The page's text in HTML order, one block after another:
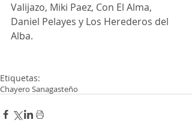
Valijazo, Miki Paez, Con El Alma,
Daniel Pelayes y Los Herederos del
Alba.
Etiquetas:
Chayero Sanagasteño